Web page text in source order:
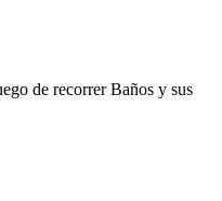
de recorrer Baños y sus